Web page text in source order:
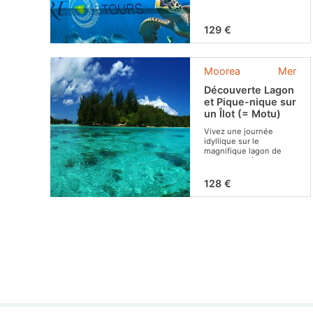
129 €
Mer
Moorea
Découverte Lagon
et Pique-nique sur
un Îlot (= Motu)
Vivez une journée
idyllique sur le
magnifique lagon de
Moorea et dégustez un
local sur un motu !
128 €